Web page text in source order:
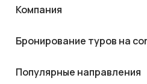
Компания
Бронирование туров на
Популярные направления